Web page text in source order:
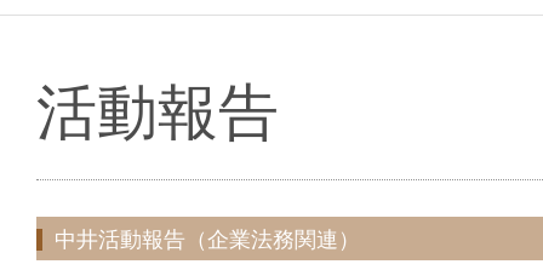
活動報告
中井活動報告（企業法務関連）